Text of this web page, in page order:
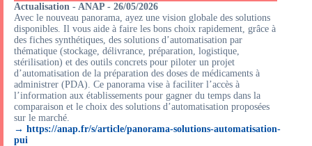
Actualisation - ANAP - 26/05/2026
Avec le nouveau panorama, ayez une vision globale des solutions
disponibles. Il vous aide à faire les bons choix rapidement, grâce à
des fiches synthétiques, des solutions d’automatisation par
thématique (stockage, délivrance, préparation, logistique,
stérilisation) et des outils concrets pour piloter un projet
d’automatisation de la préparation des doses de médicaments à
administrer (PDA). Ce panorama vise à faciliter l’accès à
l’information aux établissements pour gagner du temps dans la
comparaison et le choix des solutions d’automatisation proposées
sur le marché.
→ https://anap.fr/s/article/panorama-solutions-automatisation-
pui